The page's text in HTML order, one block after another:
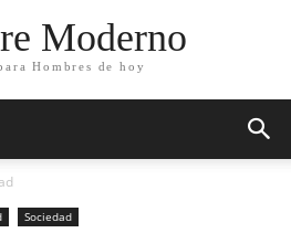
Moderno
Hombres de hoy
Sociedad